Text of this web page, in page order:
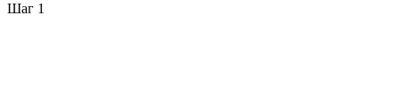
Шаг 1